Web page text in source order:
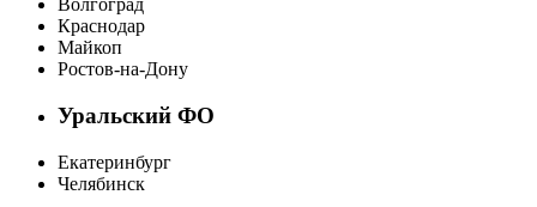
Волгоград
Краснодар
Майкоп
Ростов-на-Дону
Уральский ФО
Екатеринбург
Челябинск